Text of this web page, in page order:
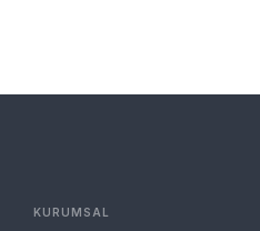
KURUMSAL